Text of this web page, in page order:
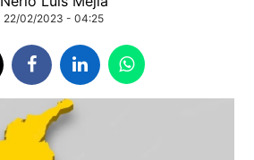
22/02/2023 - 04:25